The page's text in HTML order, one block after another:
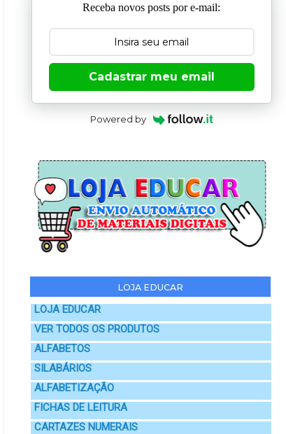
Receba novos posts por e-mail:
Cadastrar meu email
Powered by
LOJA EDUCAR
LOJA EDUCAR
VER TODOS OS PRODUTOS
ALFABETOS
SILABÁRIOS
ALFABETIZAÇÃO
FICHAS DE LEITURA
CARTAZES NUMERAIS